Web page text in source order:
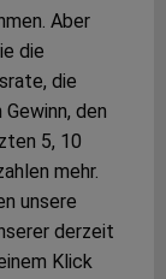
Aber
die
die
den
5, 10
mehr.
unsere
derzeit
Klick